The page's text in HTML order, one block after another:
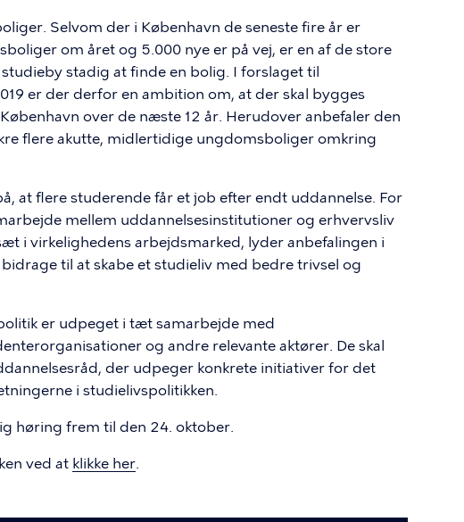
Selvom der i København de seneste fire år er
om året og 5.000 nye er på vej, er en af de store
stadig at finde en bolig. I forslaget til
er der derfor en ambition om, at der skal bygges
over de næste 12 år. Herudover anbefaler den
flere akutte, midlertidige ungdomsboliger omkring
at flere studerende får et job efter endt uddannelse. For
mellem uddannelsesinstitutioner og erhvervsliv
i virkelighedens arbejdsmarked, lyder anbefalingen i
til at skabe et studieliv med bedre trivsel og
er udpeget i tæt samarbejde med
og andre relevante aktører. De skal
der udpeger konkrete initiativer for det
i studielivspolitikken.
høring frem til den 24. oktober.
ved at klikke her.